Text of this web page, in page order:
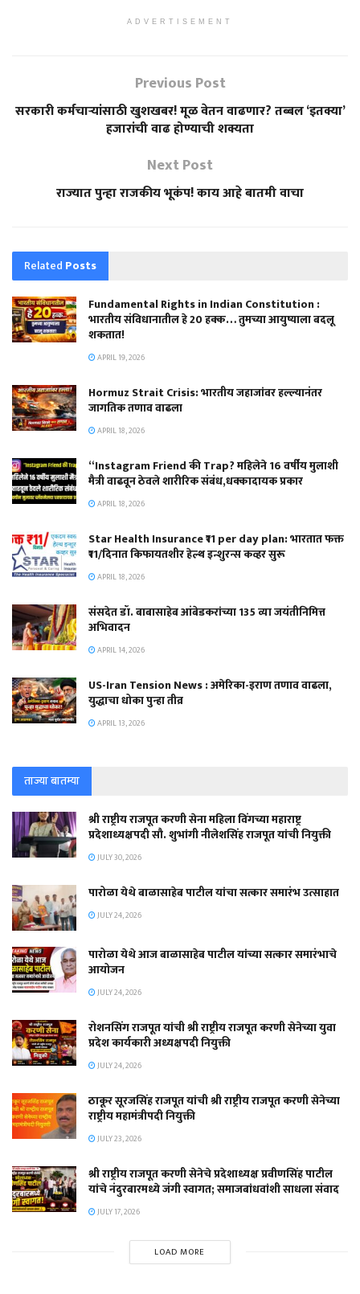
ADVERTISEMENT
Previous Post
सरकारी कर्मचाऱ्यांसाठी खुशखबर! मूळ वेतन वाढणार? तब्बल ‘इतक्या’
हजारांची वाढ होण्याची शक्यता
Next Post
राज्यात पुन्हा राजकीय भूकंप! काय आहे बातमी वाचा
Related Posts
Fundamental Rights in Indian Constitution :
भारतीय संविधानातील हे 20 हक्क… तुमच्या आयुष्याला बदलू
शकतात!
APRIL 19, 2026
Hormuz Strait Crisis: भारतीय जहाजांवर हल्ल्यानंतर
जागतिक तणाव वाढला
APRIL 18, 2026
“Instagram Friend की Trap? महिलेने 16 वर्षीय मुलाशी
मैत्री वाढवून ठेवले शारीरिक संबंध,धक्कादायक प्रकार
APRIL 18, 2026
Star Health Insurance ₹11 per day plan: भारतात फक्त
₹11/दिनात किफायतशीर हेल्थ इन्शुरन्स कव्हर सुरू
APRIL 18, 2026
संसदेत डॉ. बाबासाहेब आंबेडकरांच्या 135 व्या जयंतीनिमित्त
अभिवादन
APRIL 14, 2026
US-Iran Tension News : अमेरिका-इराण तणाव वाढला,
युद्धाचा धोका पुन्हा तीव्र
APRIL 13, 2026
ताज्या बातम्या
श्री राष्ट्रीय राजपूत करणी सेना महिला विंगच्या महाराष्ट्र
प्रदेशाध्यक्षपदी सौ. शुभांगी नीलेशसिंह राजपूत यांची नियुक्ती
JULY 30, 2026
पारोळा येथे बाळासाहेब पाटील यांचा सत्कार समारंभ उत्साहात
JULY 24, 2026
पारोळा येथे आज बाळासाहेब पाटील यांच्या सत्कार समारंभाचे
आयोजन
JULY 24, 2026
रोशनसिंग राजपूत यांची श्री राष्ट्रीय राजपूत करणी सेनेच्या युवा
प्रदेश कार्यकारी अध्यक्षपदी नियुक्ती
JULY 24, 2026
ठाकूर सूरजसिंह राजपूत यांची श्री राष्ट्रीय राजपूत करणी सेनेच्या
राष्ट्रीय महामंत्रीपदी नियुक्ती
JULY 23, 2026
श्री राष्ट्रीय राजपूत करणी सेनेचे प्रदेशाध्यक्ष प्रवीणसिंह पाटील
यांचे नंदुरबारमध्ये जंगी स्वागत; समाजबांधवांशी साधला संवाद
JULY 17, 2026
LOAD MORE